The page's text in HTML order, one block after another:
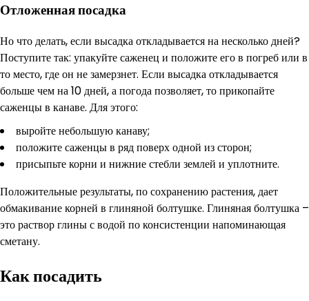
Отложенная посадка
Но что делать, если высадка откладывается на несколько дней?
Поступите так: упакуйте саженец и положите его в погреб или в
то место, где он не замерзнет. Если высадка откладывается
больше чем на 10 дней, а погода позволяет, то прикопайте
саженцы в канаве. Для этого:
выройте небольшую канаву;
положите саженцы в ряд поверх одной из сторон;
присыпьте корни и нижние стебли землей и уплотните.
Положительные результаты, по сохранению растения, дает
обмакивание корней в глиняной болтушке. Глиняная болтушка –
это раствор глины с водой по консистенции напоминающая
сметану.
Как посадить